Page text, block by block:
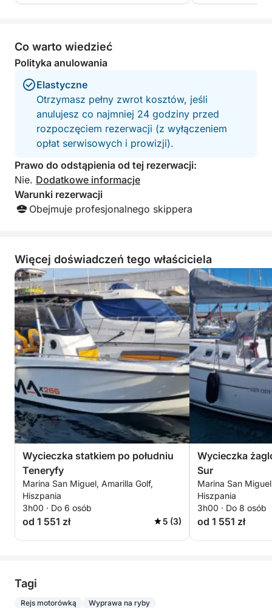
The crew made us feel completely
welcome and taken care of throughout
the entire day. We are incredibly
grateful for this unforgettable and fully
organized experience. Highly
recommended to anyone looking for a
relaxing, fun, and special day on the
water!
Co warto wiedzieć
Polityka anulowania
Elastyczne
Otrzymasz pełny zwrot kosztów, jeśli
anulujesz co najmniej 24 godziny przed
rozpoczęciem rezerwacji (z wyłączeniem
opłat serwisowych i prowizji).
Prawo do odstąpienia od tej rezerwacji:
Nie. Dodatkowe informacje
Warunki rezerwacji
Obejmuje profesjonalnego skippera
Więcej doświadczeń tego właściciela
Wycieczka statkiem po południu
Teneryfy
Marina San Miguel, Amarilla Golf,
Hiszpania
3h00 · Do 6 osób
od 1 551 zł 5 (3)
Wycieczka
Sur
Marina San
Hiszpania
3h00 · Do 8 osób
od 1 551 zł
Tagi
Rejs motorówką Wyprawa na ryby